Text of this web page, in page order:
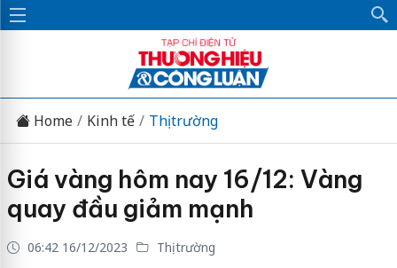
Home Kinh tế Thị trường
Giá vàng hôm nay 16/12: Vàng
quay đầu giảm mạnh
06:42 16/12/2023 Thị trường